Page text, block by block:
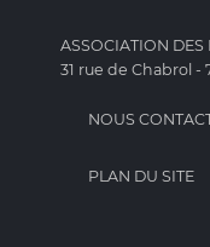
ASSOCIATION DES
31 rue de Chabrol -
NOUS
PLAN DU SITE